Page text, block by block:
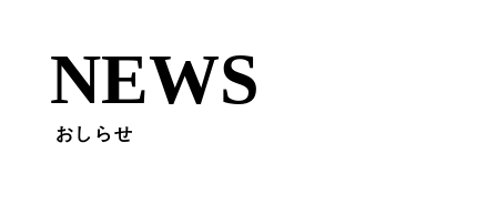
NEWS
おしらせ